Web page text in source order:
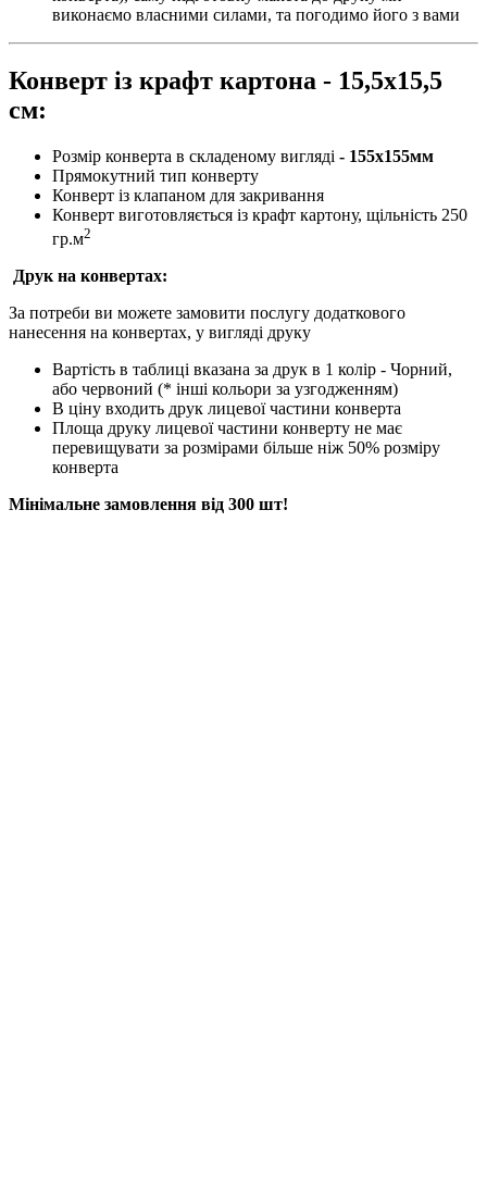
виконаємо власними силами, та погодимо його з вами
Конверт із крафт картона - 15,5х15,5
см:
Розмір конверта в складеному вигляді - 155х155мм
Прямокутний тип конверту
Конверт із клапаном для закривання
Конверт виготовляється із крафт картону, щільність 250
гр.м2
Друк на конвертах:
За потреби ви можете замовити послугу додаткового
нанесення на конвертах, у вигляді друку
Вартість в таблиці вказана за друк в 1 колір - Чорний,
або червоний (* інші кольори за узгодженням)
В ціну входить друк лицевої частини конверта
Площа друку лицевої частини конверту не має
перевищувати за розмірами більше ніж 50% розміру
конверта
Мінімальне замовлення від 300 шт!